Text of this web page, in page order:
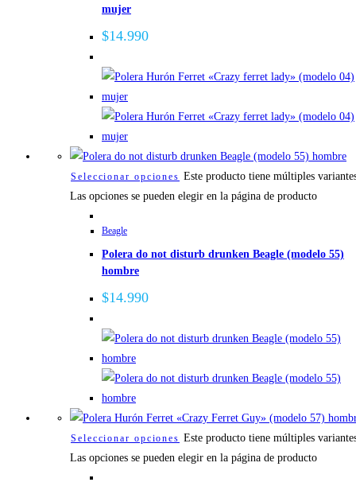
mujer
$14.990
Seleccionar opciones Este producto tiene múltiples
Las opciones se pueden elegir en la página de producto
Beagle
Polera do not disturb drunken Beagle (modelo 55)
hombre
$14.990
Seleccionar opciones Este producto tiene múltiples
Las opciones se pueden elegir en la página de producto